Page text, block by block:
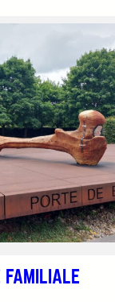
FAMILIALE